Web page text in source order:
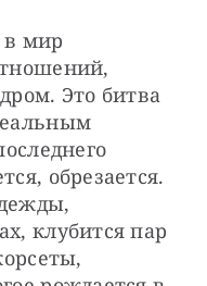
в мир
Это битва
обрезается.
клубится пар